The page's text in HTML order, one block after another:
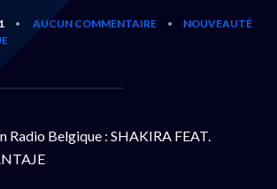
• AUCUN COMMENTAIRE •
NOUVEAUTÉ
Radio Belgique : SHAKIRA FEAT.